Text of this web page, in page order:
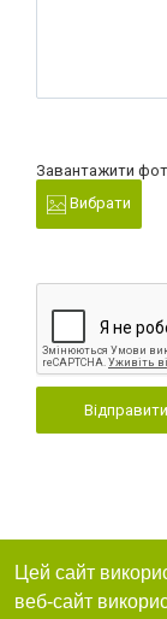
Завантажити
Вибрати
Відправити
Цей сайт
веб-сайт